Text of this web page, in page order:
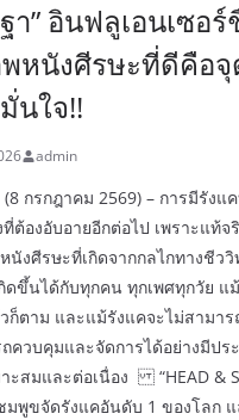
ฐา” อินฟลูเอนเซ
หนังศีรษะที่ดีคือจุ
นใจ!!
admin
(8 กรกฎาคม 2569) – การมีรัง
ที่ต้องอับอายอีกต่อไป เพราะแท้จ
นังศีรษะที่เกิดจากกลไกทางชีว
ดขึ้นได้กับทุกคน ทุกเพศทุกวัย แ
ก็ตาม และแม้รังแคจะไม่สามา
ควบคุมและจัดการได้อย่างมีปร
ะสมและต่อเนื่อง “HEAD &
พูขจัดรังแคอันดับ 1 ของโลก